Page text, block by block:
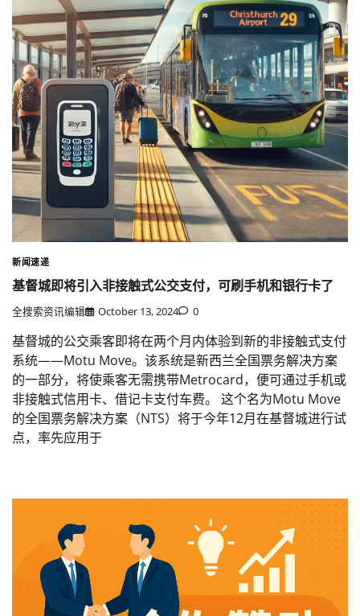
新闻速递
基督城即将引入非接触式公交支付，可刷手机和银行卡了
全搜索资讯编辑 October 13, 2024 0
基督城的公交乘客即将在两个月内体验到新的非接触式支付
系统——Motu Move。该系统是新西兰全国票务解决方案
的一部分，将使乘客无需携带Metrocard，便可通过手机或
非接触式信用卡、借记卡支付车费。 这个名为Motu Move
的全国票务解决方案（NTS）将于今年12月在基督城进行试
点，率先应用于